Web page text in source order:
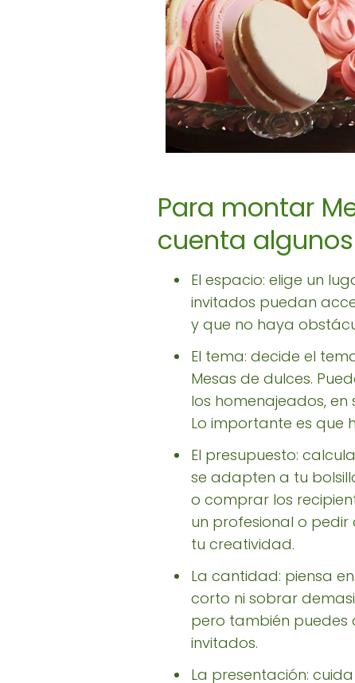
Para montar
cuenta
El espacio: elige un
invitados puedan
y que no haya
El tema: decide el
Mesas de dulces.
los homenajeados,
Lo importante es que
El presupuesto:
se adapten a tu
o comprar los
un profesional o
tu creatividad.
La cantidad: piensa
corto ni sobrar
pero también puedes
invitados.
La presentación: